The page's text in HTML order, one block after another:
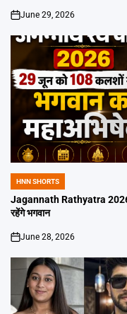
on
June 29, 2026
POSTED
IN
HNN SHORTS
Jagannath Rathyatra 2026:
रहेंगे भगवान
on
June 28, 2026